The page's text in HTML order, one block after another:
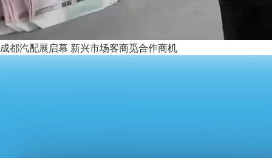
成都汽配展启幕 新兴市场客商觅合作商机